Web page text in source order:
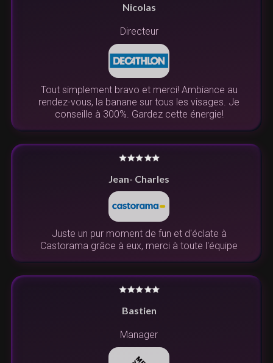
Nicolas
Directeur
Tout simplement bravo et merci! Ambiance au
rendez-vous, la banane sur tous les visages. Je
conseille à 300%. Gardez cette énergie!
Jean- Charles
Juste un pur moment de fun et d'éclate à
Castorama grâce à eux, merci à toute l'équipe
Bastien
Manager